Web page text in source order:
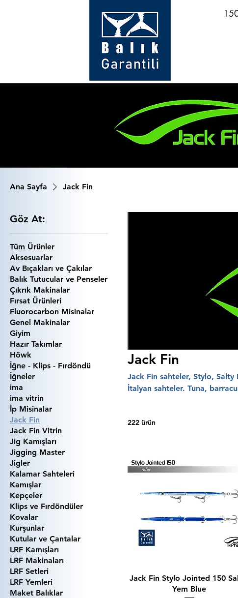
Ana Sayfa Jack Fin
Göz At:
Tüm Ürünler
Aksesuarlar
Av Bıçakları ve Çakılar
Balık Tutucular ve Penseler
Çıkrık Makinalar
Fırsat Ürünleri
Fluorocarbon Misinalar
Genel Makinalar
Giyim
Hazır Takımlar
Höwk
İğne - Klips - Fırdöndü
İğneler
ima
ima vitrin
İp Misinalar
Jack Fin
Jack Fin Vitrin
Jig Kamışları
Jigging Master
Jigler
Kalamar Sahteleri
Kamışlar
Kepçeler
Klips ve Fırdöndüler
Kovalar
Kurşunlar
Kutular ve Çantalar
LRF Kamışları
LRF Makinaları
LRF Setleri
LRF Yemleri
Maket Balıklar
Jack Fin
Jack Fin sahteler, Stylo, Salty
İtalyan sahteler. Tuna,
222 ürün
Jack Fin Stylo Jointed 150
Yem Blue